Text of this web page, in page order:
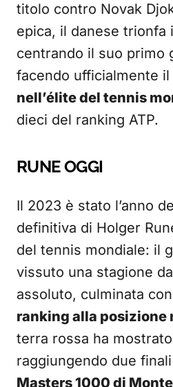
titolo contro Novak
epica, il danese trionfa
centrando il suo primo
facendo ufficialmente il
nell’élite del tennis
dieci del ranking ATP.
RUNE OGGI
Il 2023 è stato l’anno
definitiva di Holger
del tennis mondiale: il
vissuto una stagione
assoluto, culminata
ranking alla posizione
terra rossa ha
raggiungendo due
Masters 1000 di